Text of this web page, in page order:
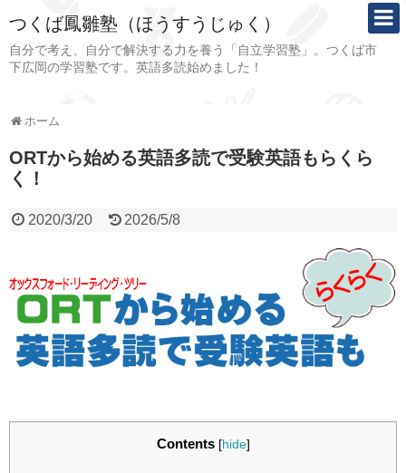
つくば鳳雛塾（ほうすうじゅく）
自分で考え、自分で解決する力を養う「自立学習塾」。つくば市
下広岡の学習塾です。英語多読始めました！
ホーム
ORTから始める英語多読で受験英語もらくら
く！
2020/3/20 2026/5/8
Contents [hide]